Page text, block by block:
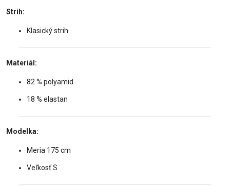
Strih:
Klasický strih
Materiál:
82 % polyamid
18 % elastan
Modelka:
Meria 175 cm
Veľkosť S